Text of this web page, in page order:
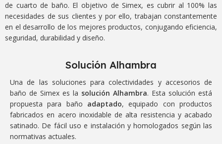
de cuarto de baño. El objetivo de Simex, es cubrir al 100% las
necesidades de sus clientes y por ello, trabajan constantemente
en el desarrollo de los mejores productos, conjugando eficiencia,
seguridad, durabilidad y diseño.
Solución Alhambra
Una de las soluciones para colectividades y accesorios de
baño de Simex es la solución Alhambra. Esta solución está
propuesta para baño adaptado, equipado con productos
fabricados en acero inoxidable de alta resistencia y acabado
satinado. De fácil uso e instalación y homologados según las
normativas actuales.